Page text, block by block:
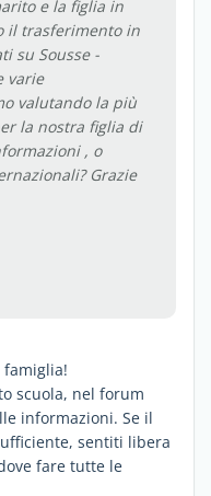
e la figlia in
il trasferimento in
su Sousse -
varie
valutando la più
la nostra figlia di
, o
Grazie
famiglia!
scuola, nel forum
informazioni. Se il
sentiti libera
fare tutte le